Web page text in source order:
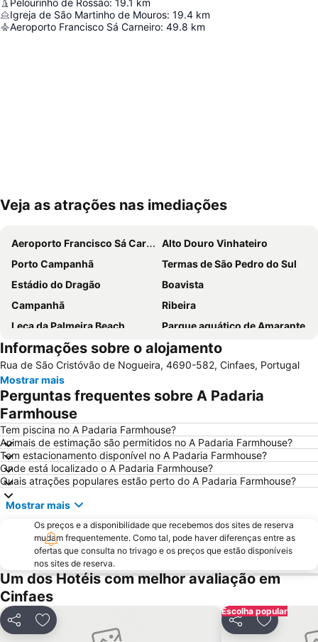
Pelourinho de Rossão: 19.1 km
Igreja de São Martinho de Mouros: 19.4 km
Aeroporto Francisco Sá Carneiro: 49.8 km
Ampliar mapa
Veja as atrações nas imediações
Aeroporto Francisco Sá Carneiro
Alto Douro Vinhateiro
Porto Campanhã
Termas de São Pedro do Sul
Estádio do Dragão
Boavista
Campanhã
Ribeira
Leça da Palmeira Beach
Parque aquático de Amarante
Pavilhão Multiusos Gondomar
Cais de Gaia
Igreja de Peso da Régua
Magikland
Pavilhão Rosa Mota
NaturWaterPark - Parque de Diversões do Douro
Norteshopping
Baixa
Centro Histórico do Porto
Casa da Música
Parque & Zoo Santo Inácio
Estação São Bento
Europarque
Matosinhos Beach
Praia da Aguda
Parque da Cidade
Ponte Dom Luís I
da Madalena
Edificio da Alfândega
Mercado do Bolhão
Aldeia Rural Preservada de Quintandona
Palacio do Freixo
Praia da Cortegaça
Parque do Palácio de Cristal
Arrábida Shopping
Aquático de Fafe
Centro Histórico de Guimarães
Informações sobre o alojamento
Rua de São Cristóvão de Nogueira, 4690-582, Cinfaes, Portugal
Mostrar mais
Perguntas frequentes sobre A Padaria
Farmhouse
Tem piscina no A Padaria Farmhouse?
Animais de estimação são permitidos no A Padaria Farmhouse?
Tem estacionamento disponível no A Padaria Farmhouse?
Onde está localizado o A Padaria Farmhouse?
Quais atrações populares estão perto do A Padaria Farmhouse?
Mostrar mais
Os preços e a disponibilidade que recebemos dos sites de reserva
mudam frequentemente. Como tal, pode haver diferenças entre as
ofertas que consulta no trivago e os preços que estão disponíveis
nos sites de reserva.
Um dos Hotéis com melhor avaliação em
Cinfaes
PartilharAdicionar aos favoritos
Escolha popular
Partilhar